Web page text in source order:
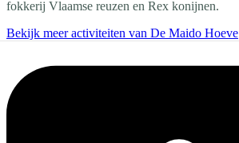
fokkerij Vlaamse reuzen en Rex konijnen.
Bekijk meer activiteiten van De Maido Hoeve